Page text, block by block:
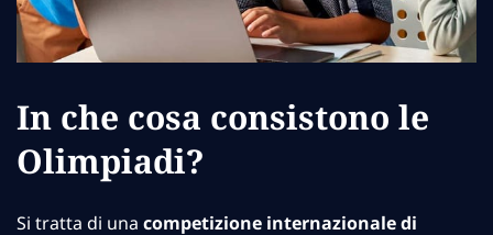
In che cosa consistono le
Olimpiadi?
Si tratta di una competizione internazionale di